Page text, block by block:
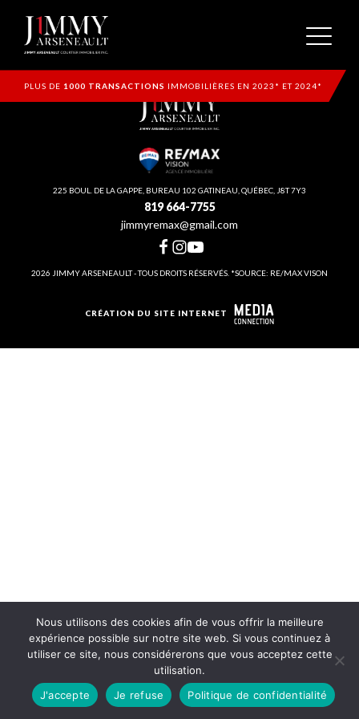
PLUS DE 1000 TRANSACTIONS IMMOBILIÈRES EN 2023* ET 2024*
225 BOUL. DE LA GAPPE, BUREAU 102 GATINEAU, QUÉBEC, J8T 7Y3
819 664-7755
jimmyremax@gmail.com
2026 JIMMY ARSENEAULT - TOUS DROITS RÉSERVÉS. *SOURCE: RE/MAX VISON
CRÉATION DU SITE INTERNET
Nous utilisons des cookies afin de vous offrir la meilleure
expérience possible sur notre site web. Si vous continuez à
utiliser ce site, nous considérerons que vous acceptez cette
utilisation.
J'accepte
Je refuse Politique de confidentialité